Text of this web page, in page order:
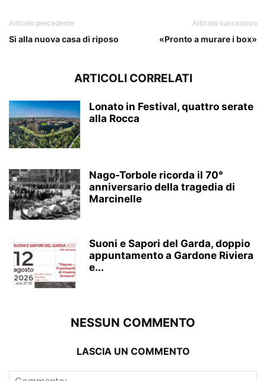
Articolo precedente
Sì alla nuova casa di riposo
Articolo successivo
«Pronto a murare i box»
ARTICOLI CORRELATI
Lonato in Festival, quattro serate
alla Rocca
Nago-Torbole ricorda il 70°
anniversario della tragedia di
Marcinelle
Suoni e Sapori del Garda, doppio
appuntamento a Gardone Riviera
e...
NESSUN COMMENTO
LASCIA UN COMMENTO